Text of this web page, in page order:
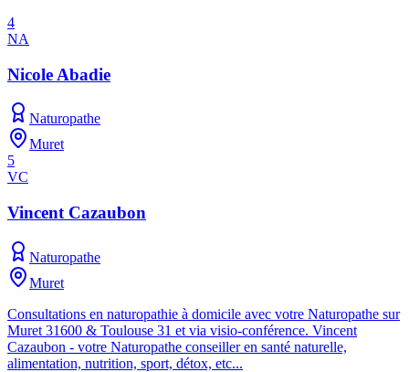
4
NA
Nicole Abadie
Naturopathe
Muret
5
VC
Vincent Cazaubon
Naturopathe
Muret
Consultations en naturopathie à domicile avec votre Naturopathe sur
Muret 31600 & Toulouse 31 et via visio-conférence. Vincent
Cazaubon - votre Naturopathe conseiller en santé naturelle,
alimentation, nutrition, sport, détox, etc...